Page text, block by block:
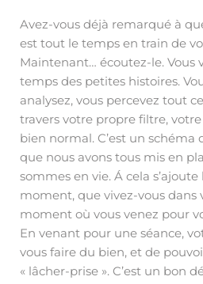
Avez-vous déjà remarqué à
est tout le temps en train de
Maintenant… écoutez-le. Vous
temps des petites histoires.
analysez, vous percevez tout
travers votre propre filtre, votre
bien normal. C’est un
que nous avons tous mis en
sommes en vie. Á cela
moment, que vivez-vous dans
moment où vous venez pour
En venant pour une séance,
vous faire du bien, et de
« lâcher-prise ». C’est un bon